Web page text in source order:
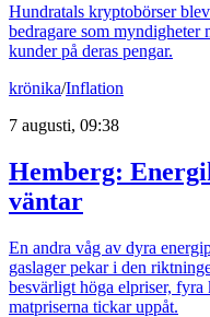
Hundratals kryptobörser
bedragare som myndigheter
kunder på deras pengar.
krönika/Inflation
7 augusti, 09:38
Hemberg:
väntar
En andra våg av dyra
gaslager pekar i den
besvärligt höga elpriser,
matpriserna tickar uppåt.